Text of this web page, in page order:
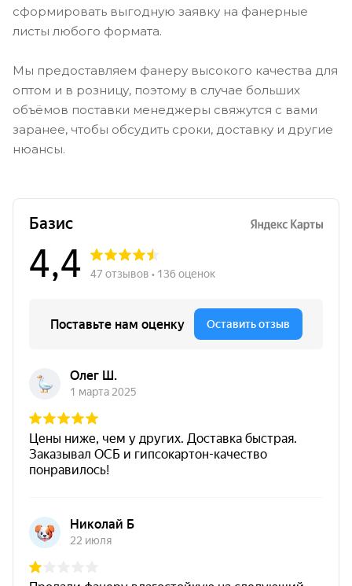
сформировать выгодную заявку на фанерные
листы любого формата.
Мы предоставляем фанеру высокого качества для
оптом и в розницу, поэтому в случае больших
объёмов поставки менеджеры свяжутся с вами
заранее, чтобы обсудить сроки, доставку и другие
нюансы.